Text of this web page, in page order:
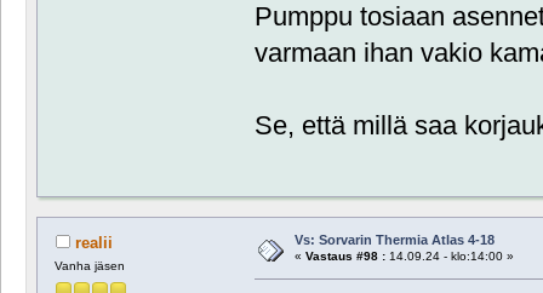
Pumppu tosiaan
varmaan ihan vakio
Se, että millä saa
realii
Vanha jäsen
Vs: Sorvarin Thermia Atlas 4-18
« Vastaus #98 :14.09.24 - klo:14:00 »